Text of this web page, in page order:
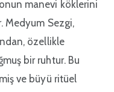
manevi köklerini
Medyum Sezgi,
özellikle
bir ruhtur. Bu
ve büyü ritüel